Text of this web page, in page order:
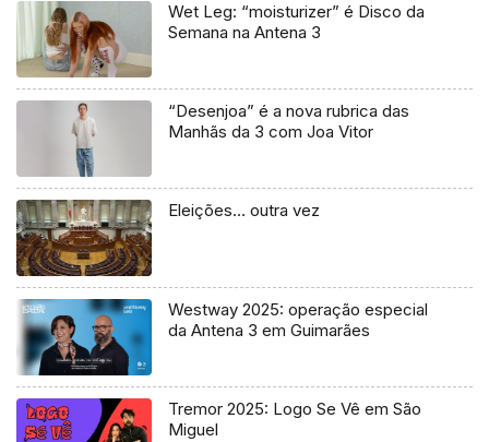
Wet Leg: “moisturizer” é Disco da
Semana na Antena 3
“Desenjoa” é a nova rubrica das
Manhãs da 3 com Joa Vitor
Eleições… outra vez
Westway 2025: operação especial
da Antena 3 em Guimarães
Tremor 2025: Logo Se Vê em São
Miguel